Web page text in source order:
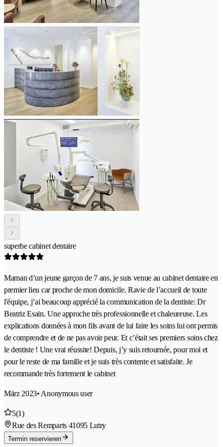
superbe cabinet dentaire
Maman d’un jeune garçon de 7 ans, je suis venue au cabinet dentaire en
premier lieu car proche de mon domicile. Ravie de l’accueil de toute
l'équipe, j’ai beaucoup apprécié la communication de la dentiste: Dr
Beatriz Esain. Une approche très professionnelle et chaleureuse. Les
explications données à mon fils avant de lui faire les soins lui ont permis
de comprendre et de ne pas avoir peur. Et c’était ses premiers soins chez
le dentiste ! Une vrai réussite! Depuis, j’y suis retournée, pour moi et
pour le reste de ma famille et je suis très contente et satisfaite. Je
recommande très fortement le cabinet
März 2023• Anonymous user
5(1)
Rue des Remparts 41095 Lutry
Termin reservieren